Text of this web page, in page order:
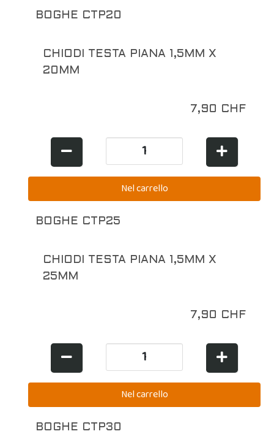
BOGHE CTP20
CHIODI TESTA PIANA 1,5MM X
20MM
7,90 CHF
BOGHE CTP25
CHIODI TESTA PIANA 1,5MM X
25MM
7,90 CHF
BOGHE CTP30